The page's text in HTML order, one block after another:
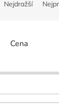
Nejdražší
Cena